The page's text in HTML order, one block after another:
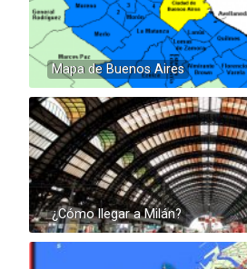
Mapa de Buenos Aires
¿Cómo llegar a Milán?